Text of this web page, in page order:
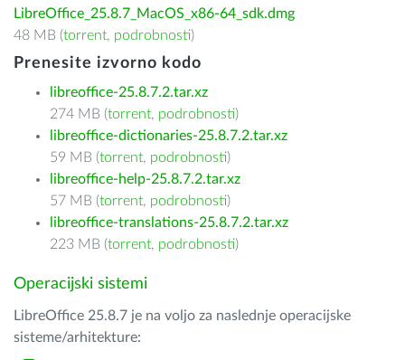
LibreOffice_25.8.7_MacOS_x86-64_sdk.dmg
48 MB (torrent, podrobnosti)
Prenesite izvorno kodo
libreoffice-25.8.7.2.tar.xz
274 MB (torrent, podrobnosti)
libreoffice-dictionaries-25.8.7.2.tar.xz
59 MB (torrent, podrobnosti)
libreoffice-help-25.8.7.2.tar.xz
57 MB (torrent, podrobnosti)
libreoffice-translations-25.8.7.2.tar.xz
223 MB (torrent, podrobnosti)
Operacijski sistemi
LibreOffice 25.8.7 je na voljo za naslednje operacijske
sisteme/arhitekture: